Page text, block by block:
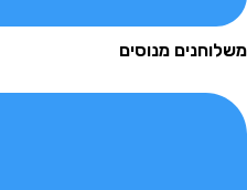
מנוסים